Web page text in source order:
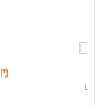
円